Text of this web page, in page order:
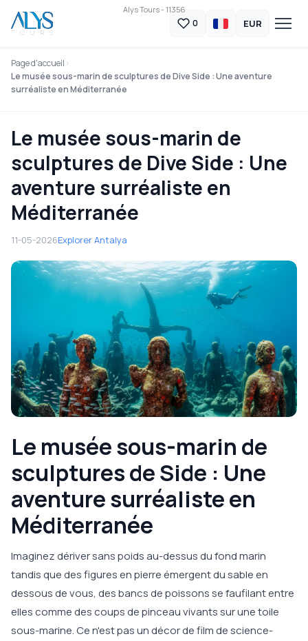
Alys Tours - 11356
0 EUR
Page d'accueil
Le musée sous-marin de sculptures de Dive Side : Une aventure
surréaliste en Méditerranée
Le musée sous-marin de
sculptures de Dive Side : Une
aventure surréaliste en
Méditerranée
11-05-2026Explorer Antalya
Le musée sous-marin de
sculptures de Side : Une
aventure surréaliste en
Méditerranée
Imaginez dériver sans poids au-dessus du fond marin
tandis que des figures en pierre émergent du sable en
dessous de vous, des bancs de poissons se faufilant entre
elles comme des coups de pinceau vivants sur une toile
sous-marine. Ce n'est pas un décor de film de science-